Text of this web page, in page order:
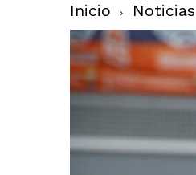
Inicio Noticias